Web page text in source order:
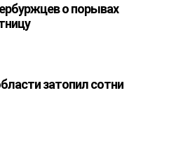
о порывах
затопил сотни